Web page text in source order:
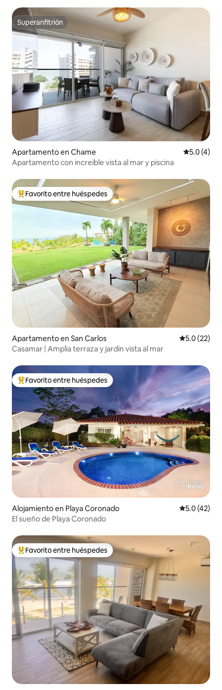
Superanfitrión
Superanfitrión
Apartamento en Chame
5.0 (4)
Apartamento con increible vista al mar y piscina
Favorito entre huéspedes preferido
Favorito entre huéspedes
Apartamento en San Carlos Calificación
5.0 (22)
Casamar | Amplia terraza y jardín vista al mar
Favorito entre huéspedes preferido
Favorito entre huéspedes
Alojamiento en Playa Coronado Calificación
5.0 (42)
El sueño de Playa Coronado
Favorito entre huéspedes preferido
Favorito entre huéspedes